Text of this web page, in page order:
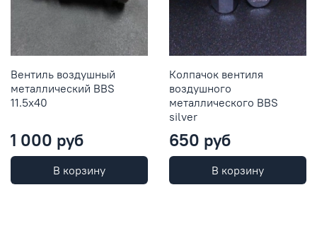
Вентиль воздушный
металлический BBS
11.5x40
1 000 руб
В корзину
Колпачок вентиля
воздушного
металлического BBS
silver
650 руб
В корзину